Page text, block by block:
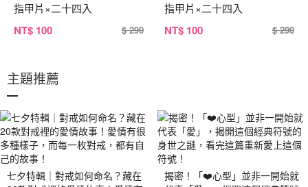
指甲片×二十四入
NT$ 100 $ 290
指甲片×二十四入
NT$ 100 $ 290
主題推薦
七夕特輯｜對戒如何命名？藏在
揭密！「❤️心型」並非一開始就